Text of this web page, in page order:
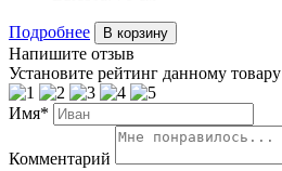
Подробнее В корзину
Напишите отзыв
Установите рейтинг данному товару
Имя*
Комментарий